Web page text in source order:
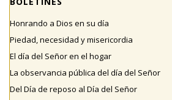
Honrando a Dios en su día
Piedad, necesidad y misericordia
El día del Señor en el hogar
La observancia pública del día del Señor
Del Día de reposo al Día del Señor